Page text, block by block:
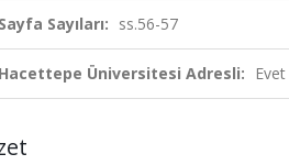
Sayfa Sayıları: ss.56-57
Hacettepe Üniversitesi Adresli: Evet